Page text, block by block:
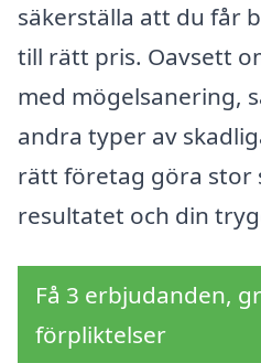
säkerställa att du får
till rätt pris. Oavsett
med mögelsanering,
andra typer av
rätt företag göra stor
resultatet och din
Få 3 erbjudanden,
förpliktelser